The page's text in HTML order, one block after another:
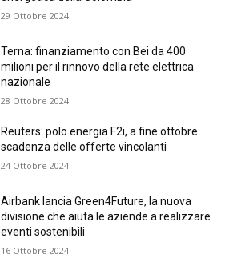
29 Ottobre 2024
Terna: finanziamento con Bei da 400
milioni per il rinnovo della rete elettrica
nazionale
28 Ottobre 2024
Reuters: polo energia F2i, a fine ottobre
scadenza delle offerte vincolanti
24 Ottobre 2024
Airbank lancia Green4Future, la nuova
divisione che aiuta le aziende a realizzare
eventi sostenibili
16 Ottobre 2024